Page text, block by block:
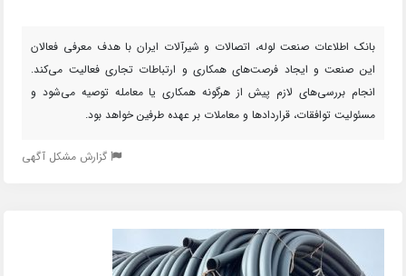
بانک اطلاعات صنعت لوله، اتصالات و شیرآلات ایران با هدف معرفی فعالان
این صنعت و ایجاد فرصت‌های همکاری و ارتباطات تجاری فعالیت می‌کند.
انجام بررسی‌های لازم پیش از هرگونه همکاری یا معامله توصیه می‌شود و
مسئولیت توافقات، قراردادها و معاملات بر عهده طرفین خواهد بود.
گزارش مشکل آگهی